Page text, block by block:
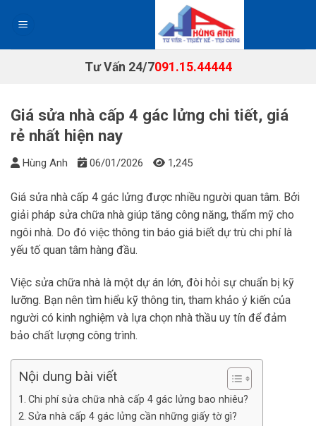
Tư Vấn 24/7091.15.44444
Giá sửa nhà cấp 4 gác lửng chi tiết, giá
rẻ nhất hiện nay
Hùng Anh 06/01/2026 1,245
Giá sửa nhà cấp 4 gác lửng được nhiều người quan tâm. Bởi
giải pháp sửa chữa nhà giúp tăng công năng, thẩm mỹ cho
ngôi nhà. Do đó việc thông tin báo giá biết dự trù chi phí là
yếu tố quan tâm hàng đầu.
Việc sửa chữa nhà là một dự án lớn, đòi hỏi sự chuẩn bị kỹ
lưỡng. Bạn nên tìm hiểu kỹ thông tin, tham khảo ý kiến của
người có kinh nghiệm và lựa chọn nhà thầu uy tín để đảm
bảo chất lượng công trình.
Nội dung bài viết
Chi phí sửa chữa nhà cấp 4 gác lửng bao nhiêu?
Sửa nhà cấp 4 gác lửng cần những giấy tờ gì?